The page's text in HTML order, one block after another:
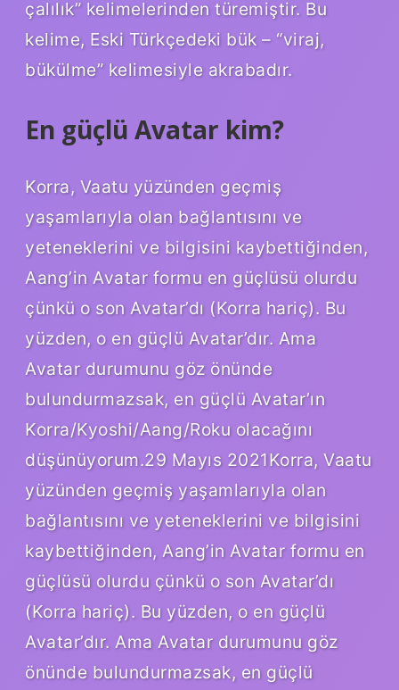
çalılık” kelimelerinden türemiştir. Bu
kelime, Eski Türkçedeki bük – “viraj,
bükülme” kelimesiyle akrabadır.
En güçlü Avatar kim?
Korra, Vaatu yüzünden geçmiş
yaşamlarıyla olan bağlantısını ve
yeteneklerini ve bilgisini kaybettiğinden,
Aang’in Avatar formu en güçlüsü olurdu
çünkü o son Avatar’dı (Korra hariç). Bu
yüzden, o en güçlü Avatar’dır. Ama
Avatar durumunu göz önünde
bulundurmazsak, en güçlü Avatar’ın
Korra/Kyoshi/Aang/Roku olacağını
düşünüyorum.29 Mayıs 2021Korra, Vaatu
yüzünden geçmiş yaşamlarıyla olan
bağlantısını ve yeteneklerini ve bilgisini
kaybettiğinden, Aang’in Avatar formu en
güçlüsü olurdu çünkü o son Avatar’dı
(Korra hariç). Bu yüzden, o en güçlü
Avatar’dır. Ama Avatar durumunu göz
önünde bulundurmazsak, en güçlü